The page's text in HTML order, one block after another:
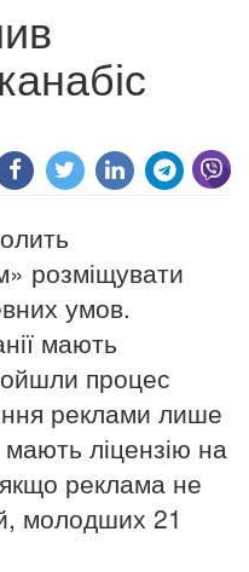
розміщувати
умов.
мають
процес
реклами лише
ліцензію на
якщо реклама не
молодших 21